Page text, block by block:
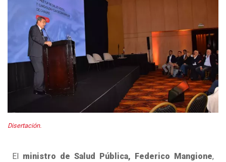
Disertación.
El ministro de Salud Pública, Federico Mangione,